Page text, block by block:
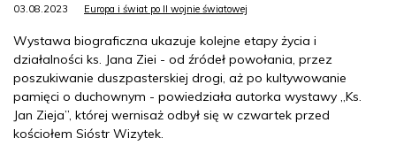
03.08.2023 Europa i świat po II wojnie światowej
Wystawa biograficzna ukazuje kolejne etapy życia i
działalności ks. Jana Ziei - od źródeł powołania, przez
poszukiwanie duszpasterskiej drogi, aż po kultywowanie
pamięci o duchownym - powiedziała autorka wystawy „Ks.
Jan Zieja”, której wernisaż odbył się w czwartek przed
kościołem Sióstr Wizytek.